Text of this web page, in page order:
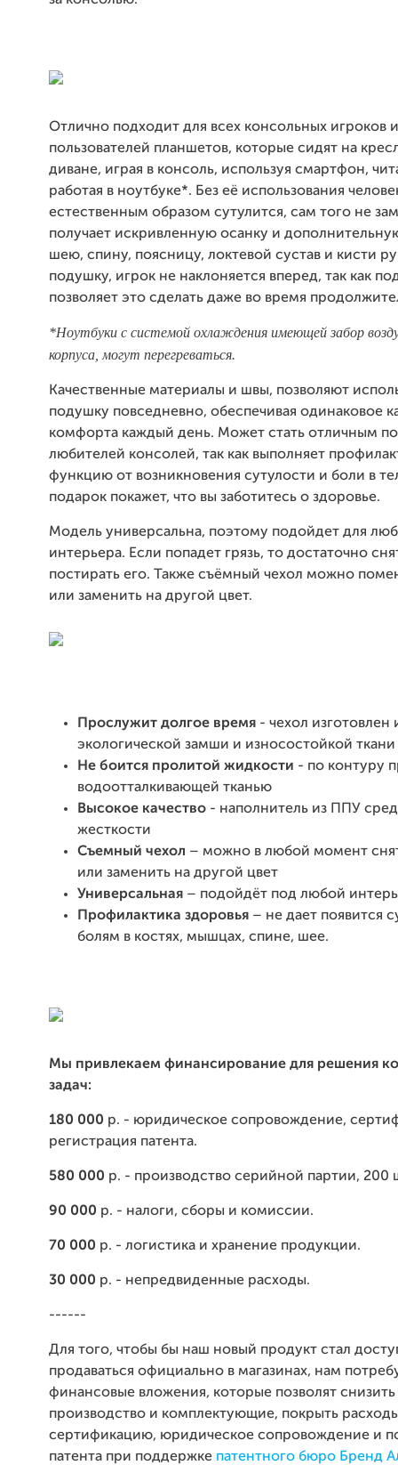
Отлично подходит для всех консольных игроков и
пользователей планшетов, которые сидят на
диване, играя в консоль, используя смартфон,
работая в ноутбуке*. Без её использования
естественным образом сутулится, сам того не
получает искривленную осанку и
шею, спину, поясницу, локтевой сустав и кисти
подушку, игрок не наклоняется вперед, так как
позволяет это сделать даже во время
*Ноутбуки с системой охлаждения имеющей забор
корпуса, могут перегреваться.
Качественные материалы и швы, позволяют
подушку повседневно, обеспечивая одинаковое
комфорта каждый день. Может стать отличным
любителей консолей, так как выполняет
функцию от возникновения сутулости и боли в
подарок покажет, что вы заботитесь о здоровье.
Модель универсальна, поэтому подойдет для
интерьера. Если попадет грязь, то достаточно
постирать его. Также съёмный чехол можно
или заменить на другой цвет.
Прослужит долгое время - чехол изготовлен
экологической замши и износостойкой ткани
Не боится пролитой жидкости - по контуру
водоотталкивающей тканью
Высокое качество - наполнитель из ППУ
жесткости
Съемный чехол – можно в любой момент
или заменить на другой цвет
Универсальная – подойдёт под любой
Профилактика здоровья – не дает появится
болям в костях, мышцах, спине, шее.
Мы привлекаем финансирование для решения
задач:
180 000 р. - юридическое сопровождение,
регистрация патента.
580 000 р. - производство серийной партии, 200
90 000 р. - налоги, сборы и комиссии.
70 000 р. - логистика и хранение продукции.
30 000 р. - непредвиденные расходы.
------
Для того, чтобы бы наш новый продукт стал
продаваться официально в магазинах, нам
финансовые вложения, которые позволят
производство и комплектующие, покрыть
сертификацию, юридическое сопровождение и
патента при поддержке патентного бюро Бренд